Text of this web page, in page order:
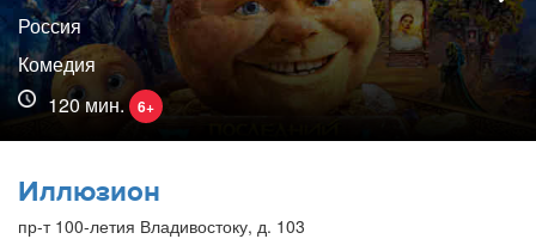
Россия
Комедия
120 мин.
6+
Иллюзион
пр-т 100-летия Владивостоку, д. 103